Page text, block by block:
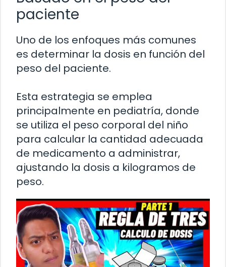
paciente
Uno de los enfoques más comunes
es determinar la dosis en función del
peso del paciente.
Esta estrategia se emplea
principalmente en pediatría, donde
se utiliza el peso corporal del niño
para calcular la cantidad adecuada
de medicamento a administrar,
ajustando la dosis a kilogramos de
peso.